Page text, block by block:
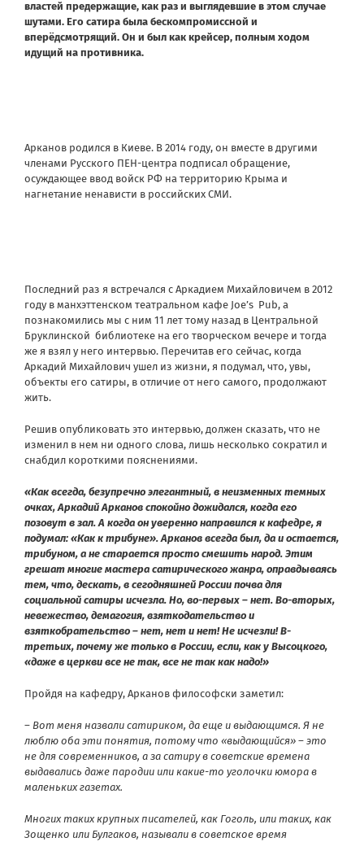
властей предержащие, как раз и выглядевшие в этом случае
шутами. Его сатира была бескомпромиссной и
вперёдсмотрящий. Он и был как крейсер, полным ходом
идущий на противника.
Арканов родился в Киеве. В 2014 году, он вместе в другими
членами Русского ПЕН-центра подписал обращение,
осуждающее ввод войск РФ на территорию Крыма и
нагнетание ненависти в российских СМИ.
Последний раз я встречался с Аркадием Михайловичем в 2012
году в манхэттенском театральном кафе Joe’s Pub, а
познакомились мы с ним 11 лет тому назад в Центральной
Бруклинской библиотеке на его творческом вечере и тогда
же я взял у него интервью. Перечитав его сейчас, когда
Аркадий Михайлович ушел из жизни, я подумал, что, увы,
объекты его сатиры, в отличие от него самого, продолжают
жить.
Решив опубликовать это интервью, должен сказать, что не
изменил в нем ни одного слова, лишь несколько сократил и
снабдил короткими пояснениями.
«Как всегда, безупречно элегантный, в неизменных темных
очках, Аркадий Арканов спокойно дожидался, когда его
позовут в зал. А когда он уверенно направился к кафедре, я
подумал: «Как к трибуне». Арканов всегда был, да и остается,
трибуном, а не старается просто смешить народ. Этим
грешат многие мастера сатирического жанра, оправдываясь
тем, что, дескать, в сегодняшней России почва для
социальной сатиры исчезла. Но, во-первых – нет. Во-вторых,
невежество, демагогия, взяткодательство и
взяткобрательство – нет, нет и нет! Не исчезли! В-
третьих, почему же только в России, если, как у Высоцкого,
«даже в церкви все не так, все не так как надо!»
Пройдя на кафедру, Арканов философски заметил:
– Вот меня назвали сатириком, да еще и выдающимся. Я не
люблю оба эти понятия, потому что «выдающийся» – это
не для современников, а за сатиру в советские времена
выдавались даже пародии или какие-то уголочки юмора в
маленьких газетах.
Многих таких крупных писателей, как Гоголь, или таких, как
Зощенко или Булгаков, называли в советское время